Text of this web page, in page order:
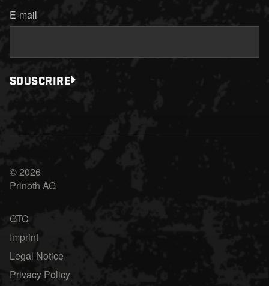
E-mail
SOUSCRIRE
© 2026
Prinoth AG
GTC
Imprint
Legal Notice
Privacy Policy